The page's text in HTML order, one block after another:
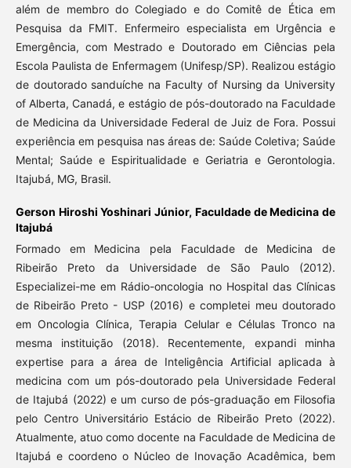
além de membro do Colegiado e do Comitê de Ética em
Pesquisa da FMIT. Enfermeiro especialista em Urgência e
Emergência, com Mestrado e Doutorado em Ciências pela
Escola Paulista de Enfermagem (Unifesp/SP). Realizou estágio
de doutorado sanduíche na Faculty of Nursing da University
of Alberta, Canadá, e estágio de pós-doutorado na Faculdade
de Medicina da Universidade Federal de Juiz de Fora. Possui
experiência em pesquisa nas áreas de: Saúde Coletiva; Saúde
Mental; Saúde e Espiritualidade e Geriatria e Gerontologia.
Itajubá, MG, Brasil.
Gerson Hiroshi Yoshinari Júnior, Faculdade de Medicina de
Itajubá
Formado em Medicina pela Faculdade de Medicina de
Ribeirão Preto da Universidade de São Paulo (2012).
Especializei-me em Rádio-oncologia no Hospital das Clínicas
de Ribeirão Preto - USP (2016) e completei meu doutorado
em Oncologia Clínica, Terapia Celular e Células Tronco na
mesma instituição (2018). Recentemente, expandi minha
expertise para a área de Inteligência Artificial aplicada à
medicina com um pós-doutorado pela Universidade Federal
de Itajubá (2022) e um curso de pós-graduação em Filosofia
pelo Centro Universitário Estácio de Ribeirão Preto (2022).
Atualmente, atuo como docente na Faculdade de Medicina de
Itajubá e coordeno o Núcleo de Inovação Acadêmica, bem